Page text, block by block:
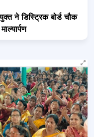
ने डिस्ट्रिक बोर्ड चौक